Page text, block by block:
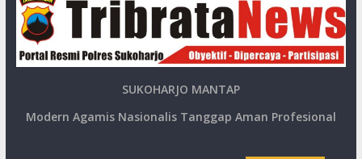
SUKOHARJO MANTAP
Modern Agamis Nasionalis Tanggap Aman Profesional